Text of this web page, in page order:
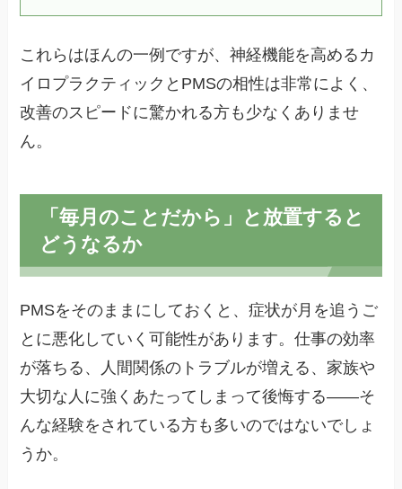
これらはほんの一例ですが、神経機能を高めるカ
イロプラクティックとPMSの相性は非常によく、
改善のスピードに驚かれる方も少なくありませ
ん。
「毎月のことだから」と放置すると
どうなるか
PMSをそのままにしておくと、症状が月を追うご
とに悪化していく可能性があります。仕事の効率
が落ちる、人間関係のトラブルが増える、家族や
大切な人に強くあたってしまって後悔する——そ
んな経験をされている方も多いのではないでしょ
うか。